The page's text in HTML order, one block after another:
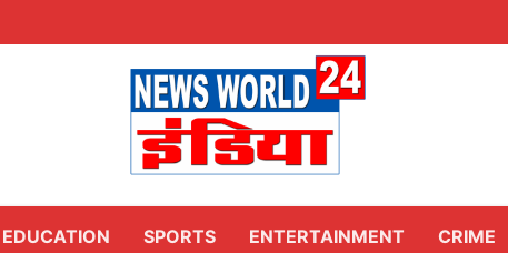
EDUCATION SPORTS ENTERTAINMENT CRIME